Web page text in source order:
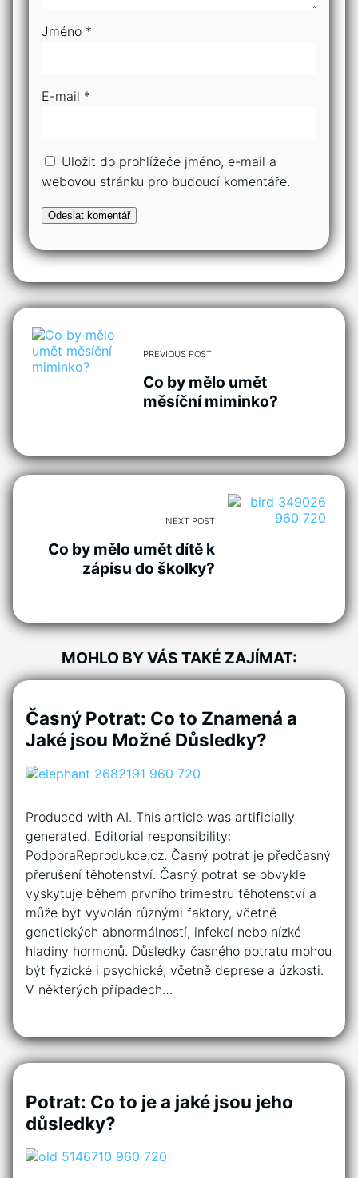
Jméno *
E-mail *
Uložit do prohlížeče jméno, e-mail a
webovou stránku pro budoucí komentáře.
PREVIOUS POST
Co by mělo umět
měsíční miminko?
NEXT POST
Co by mělo umět dítě k
zápisu do školky?
MOHLO BY VÁS TAKÉ ZAJÍMAT:
Časný Potrat: Co to Znamená a
Jaké jsou Možné Důsledky?
Produced with AI. This article was artificially
generated. Editorial responsibility:
PodporaReprodukce.cz. Časný potrat je předčasný
přerušení těhotenství. Časný potrat se obvykle
vyskytuje během prvního trimestru těhotenství a
může být vyvolán různými faktory, včetně
genetických abnormálností, infekcí nebo nízké
hladiny hormonů. Důsledky časného potratu mohou
být fyzické i psychické, včetně deprese a úzkosti.
V některých případech…
Potrat: Co to je a jaké jsou jeho
důsledky?